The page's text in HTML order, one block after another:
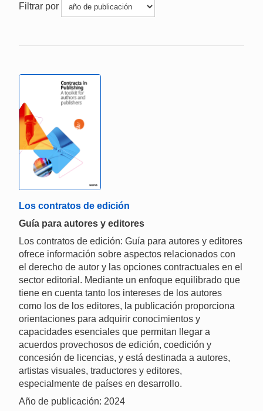
Filtrar por
Los contratos de edición
Guía para autores y editores
Los contratos de edición: Guía para autores y editores
ofrece información sobre aspectos relacionados con
el derecho de autor y las opciones contractuales en el
sector editorial. Mediante un enfoque equilibrado que
tiene en cuenta tanto los intereses de los autores
como los de los editores, la publicación proporciona
orientaciones para adquirir conocimientos y
capacidades esenciales que permitan llegar a
acuerdos provechosos de edición, coedición y
concesión de licencias, y está destinada a autores,
artistas visuales, traductores y editores,
especialmente de países en desarrollo.
Año de publicación: 2024